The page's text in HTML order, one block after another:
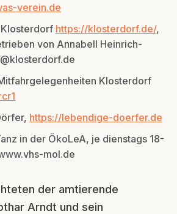
verein.de
https://klosterdorf.de/,
von Annabell Heinrich-
Klosterdorf
https://lebendige-doerfer.de
in der ÖkoLeA, je dienstags 18-
mol.de
der amtierende
Arndt und sein